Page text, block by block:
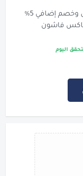
وفر 10% على القطع بالسعر الكامل وخصم إضافي 5%
فاشون
اليوم